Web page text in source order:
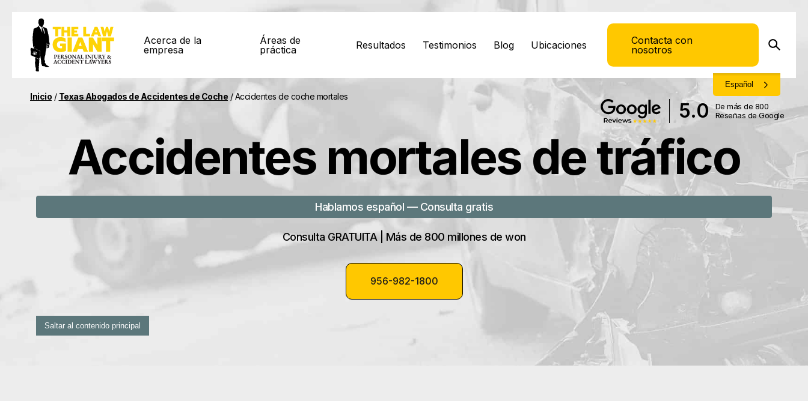
Acerca de la
empresa
Áreas de
práctica
Resultados Testimonios Blog Ubicaciones
Contacta con
nosotros
Español
Inicio / Texas Abogados de Accidentes de Coche /Accidentes de coche mortales
5.0
De más de 800
Reseñas de Google
Accidentes mortales de tráfico
Hablamos español — Consulta gratis
Consulta GRATUITA | Más de 800 millones de won
956-982-1800
Saltar al contenido principal